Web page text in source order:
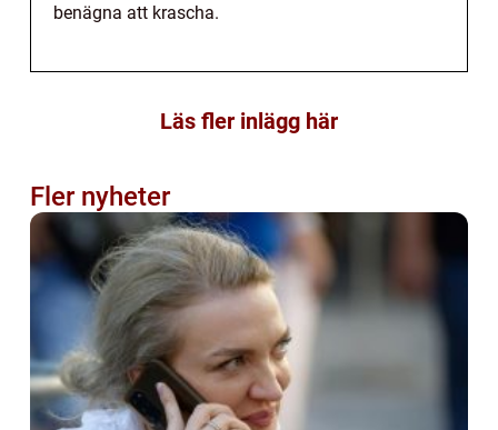
benägna att krascha.
Läs fler inlägg här
Fler nyheter